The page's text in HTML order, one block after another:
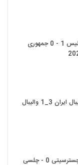
خلاصه بازی انگلیس 1 - 0 جمهوری
خلاصه بازی والیبال ایران 3_1 والیبال
خلاصه بازی منچسترسیتی 0 - چلسی